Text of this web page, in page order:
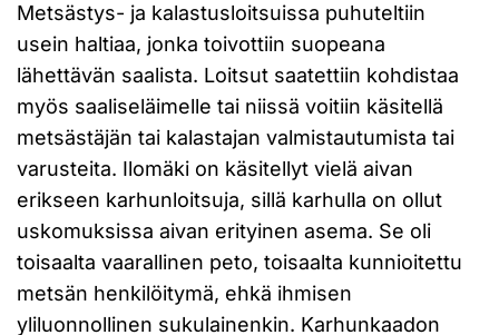
Metsästys- ja kalastusloitsuissa puhuteltiin
usein haltiaa, jonka toivottiin suopeana
lähettävän saalista. Loitsut saatettiin kohdistaa
myös saaliseläimelle tai niissä voitiin käsitellä
metsästäjän tai kalastajan valmistautumista tai
varusteita. Ilomäki on käsitellyt vielä aivan
erikseen karhunloitsuja, sillä karhulla on ollut
uskomuksissa aivan erityinen asema. Se oli
toisaalta vaarallinen peto, toisaalta kunnioitettu
metsän henkilöitymä, ehkä ihmisen
yliluonnollinen sukulainenkin. Karhunkaadon